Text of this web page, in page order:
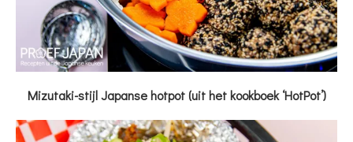
Mizutaki-stijl Japanse hotpot (uit het kookboek ‘HotPot’)